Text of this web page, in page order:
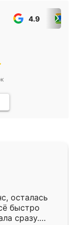
4.9
осталась
быстро
сразу.